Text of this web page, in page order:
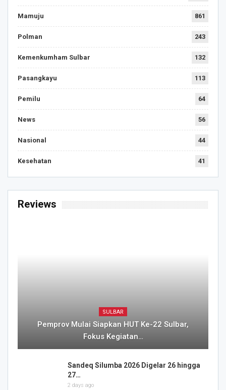
Mamuju 861
Polman 243
Kemenkumham Sulbar 132
Pasangkayu 113
Pemilu 64
News 56
Nasional 44
Kesehatan 41
Reviews
SULBAR
Pemprov Mulai Siapkan HUT Ke-22 Sulbar,
Fokus Kegiatan…
Sandeq Silumba 2026 Digelar 26 hingga
27…
2 days ago